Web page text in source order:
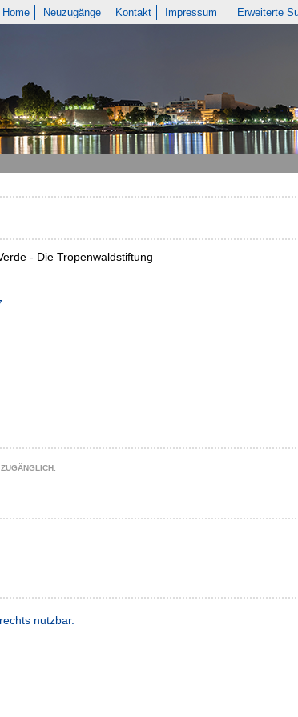
Home Neuzugänge Kontakt Impressum Erweiterte
- Die Tropenwaldstiftung
nutzbar.